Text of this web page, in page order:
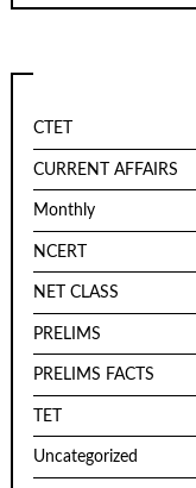
CTET
CURRENT AFFAIRS
Monthly
NCERT
NET CLASS
PRELIMS
PRELIMS FACTS
TET
Uncategorized